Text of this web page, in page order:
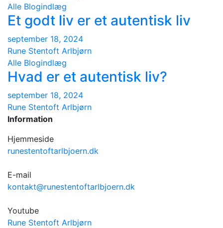
Alle Blogindlæg
Et godt liv er et autentisk liv
september 18, 2024
Rune Stentoft Arlbjørn
Alle Blogindlæg
Hvad er et autentisk liv?
september 18, 2024
Rune Stentoft Arlbjørn
Information
Hjemmeside
runestentoftarlbjoern.dk
E-mail
kontakt@runestentoftarlbjoern.dk
Youtube
Rune Stentoft Arlbjørn